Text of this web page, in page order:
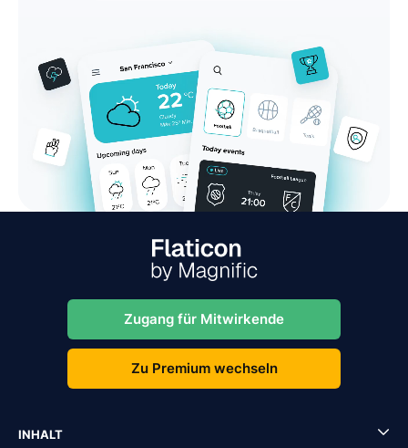
Zugang für Mitwirkende
Zu Premium wechseln
INHALT